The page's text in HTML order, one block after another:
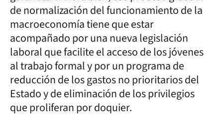
de normalización del funcionamiento de la
macroeconomía tiene que estar
acompañado por una nueva legislación
laboral que facilite el acceso de los jóvenes
al trabajo formal y por un programa de
reducción de los gastos no prioritarios del
Estado y de eliminación de los privilegios
que proliferan por doquier.